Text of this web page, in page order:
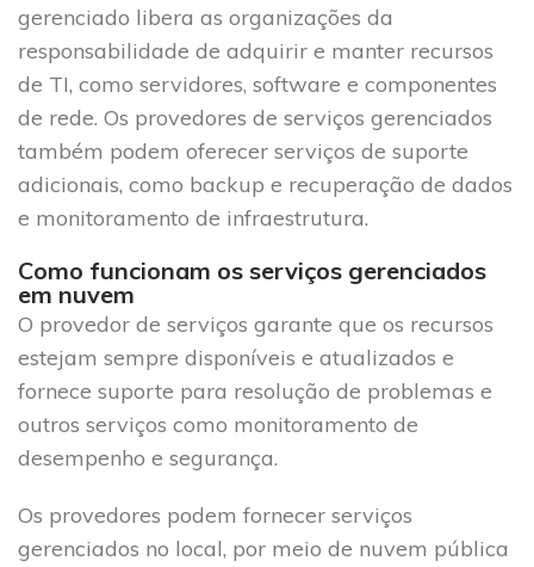
gerenciado libera as organizações da
responsabilidade de adquirir e manter recursos
de TI, como servidores, software e componentes
de rede. Os provedores de serviços gerenciados
também podem oferecer serviços de suporte
adicionais, como backup e recuperação de dados
e monitoramento de infraestrutura.
Como funcionam os serviços gerenciados
em nuvem
O provedor de serviços garante que os recursos
estejam sempre disponíveis e atualizados e
fornece suporte para resolução de problemas e
outros serviços como monitoramento de
desempenho e segurança.
Os provedores podem fornecer serviços
gerenciados no local, por meio de nuvem pública